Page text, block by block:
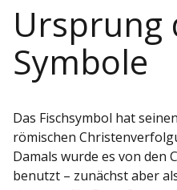
Ursprung
Symbole
Das Fischsymbol hat
römischen
Damals wurde es von den
benutzt – zunächst aber